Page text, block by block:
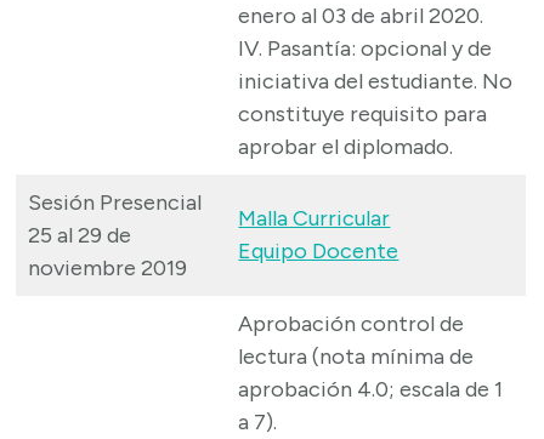
enero al 03 de abril 2020.
IV. Pasantía: opcional y de
iniciativa del estudiante. No
constituye requisito para
aprobar el diplomado.
Sesión Presencial
25 al 29 de
noviembre 2019
Malla Curricular
Equipo Docente
Aprobación control de
lectura (nota mínima de
aprobación 4.0; escala de 1
a 7).